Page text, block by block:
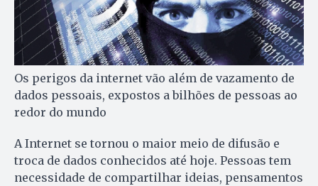
Os perigos da internet vão além de vazamento de
dados pessoais, expostos a bilhões de pessoas ao
redor do mundo
A Internet se tornou o maior meio de difusão e
troca de dados conhecidos até hoje. Pessoas tem
necessidade de compartilhar ideias, pensamentos